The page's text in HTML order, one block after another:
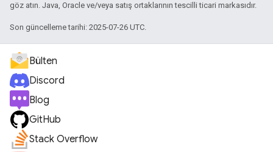
göz atın. Java, Oracle ve/veya satış ortaklarının tescilli ticari markasıdır.
Son güncelleme tarihi: 2025-07-26 UTC.
Bülten
Discord
Blog
GitHub
Stack Overflow